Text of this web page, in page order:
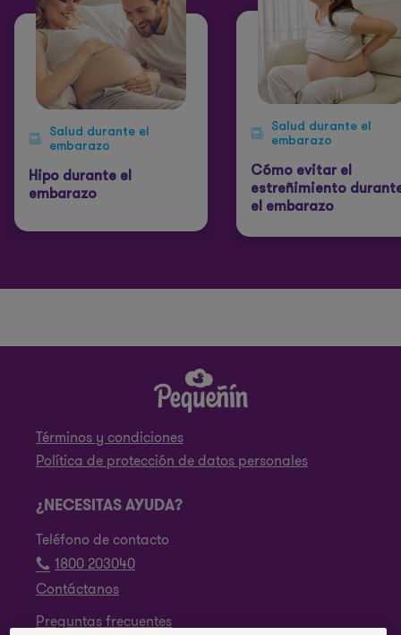
Salud durante el
embarazo
Hipo durante el
embarazo
Salud durante el
embarazo
Cómo evitar el
estreñimiento
el embarazo
Términos y condiciones
Política de protección de datos personales
¿NECESITAS AYUDA?
Teléfono de contacto
1800 203040
Contáctanos
Preguntas frecuentes